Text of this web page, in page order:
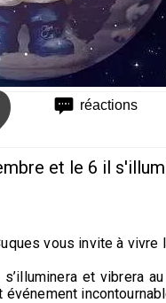
réactions
et le 6 il
vous invite à vivre
et vibrera